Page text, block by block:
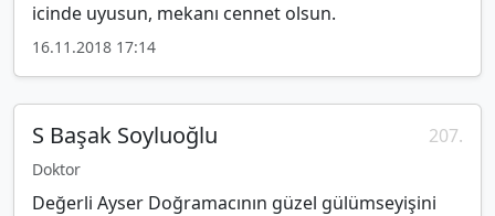
icinde uyusun, mekanı cennet olsun.
16.11.2018 17:14
S Başak Soyluoğlu
Doktor
207.
Değerli Ayser Doğramacının güzel gülümseyişini